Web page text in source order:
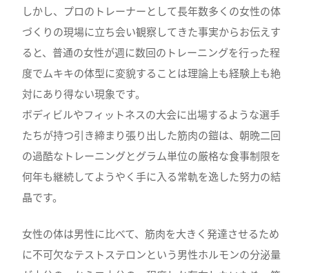
しかし、プロのトレーナーとして長年数多くの女性の体
づくりの現場に立ち会い観察してきた事実からお伝えす
ると、普通の女性が週に数回のトレーニングを行った程
度でムキキの体型に変貌することは理論上も経験上も絶
対にあり得ない現象です。
ボディビルやフィットネスの大会に出場するような選手
たちが持つ引き締まり張り出した筋肉の鎧は、朝晩二回
の過酷なトレーニングとグラム単位の厳格な食事制限を
何年も継続してようやく手に入る常軌を逸した努力の結
晶です。
女性の体は男性に比べて、筋肉を大きく発達させるため
に不可欠なテストステロンという男性ホルモンの分泌量